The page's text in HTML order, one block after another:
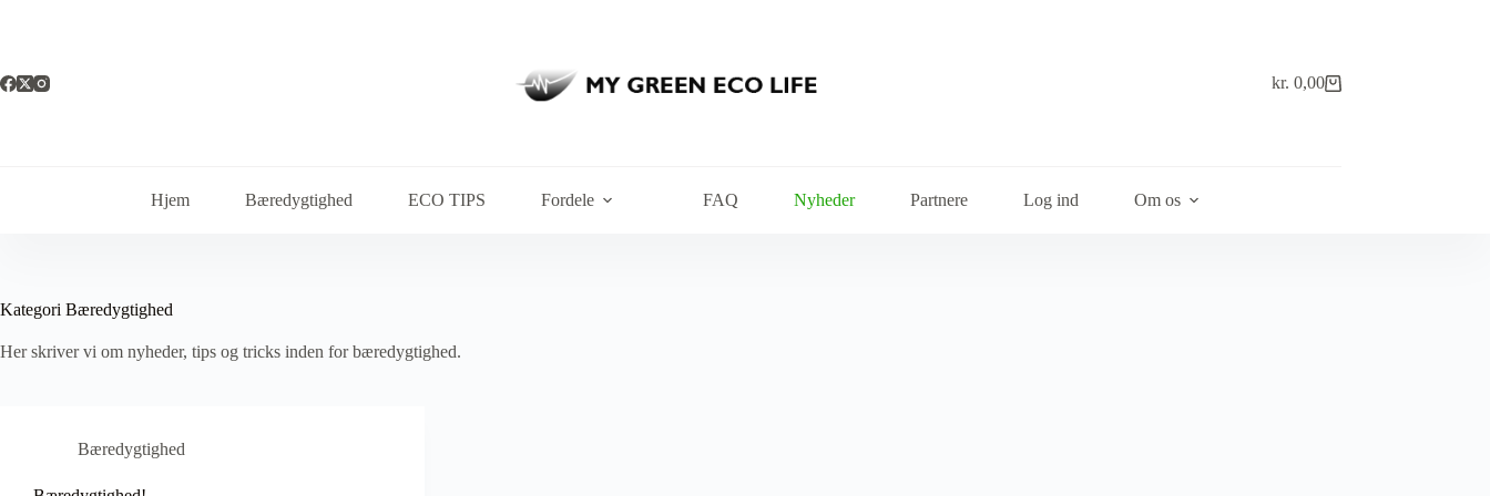
Indkøbskurv
kr. 0,00
Hjem Bæredygtighed ECO TIPS Fordele FAQ Nyheder Partnere Log ind Om os
Kategori Bæredygtighed
Her skriver vi om nyheder, tips og tricks inden for bæredygtighed.
Bæredygtighed